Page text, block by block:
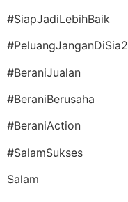
#SiapJadiLebihBaik
#PeluangJanganDiSia2
#BeraniJualan
#BeraniBerusaha
#BeraniAction
#SalamSukses
Salam